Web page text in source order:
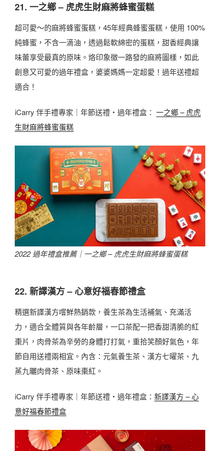
21. 一之鄉 – 虎虎生財麻將蜂蜜蛋糕
超可愛～的麻將蜂蜜蛋糕，45年經典蜂蜜蛋糕，使用 100%
純蜂蜜，不含一滴油，透過鬆軟綿密的蛋糕，甜香經典讓
味蕾享受最真的原味。烙印象徵一路發的麻將圖樣，如此
創意又可愛的過年禮盒，婆婆媽媽一定超愛！過年送禮超
適合！
iCarry 伴手禮專家｜年節送禮・過年禮盒： 一之鄉 – 虎虎
生財麻將蜂蜜蛋糕
2022 過年禮盒推薦｜ 一之鄉 – 虎虎生財麻將蜂蜜蛋糕
22. 新譯漢方 – 心意好福春節禮盒
精選新譯漢方嚐鮮熱銷款，養生茶為生活補氣、充滿活
力，適合全體質與各年齡層，一口茶配一把香甜清脆的紅
棗片，肉骨茶為辛勞的身體打打氣，重拾笑顏好氣色，年
節自用送禮兩相宜。內含：元氣養生茶、漢方七曜茶、九
蒸九曬肉骨茶、原味棗紅。
iCarry 伴手禮專家｜年節送禮・過年禮盒： 新譯漢方 – 心
意好福春節禮盒